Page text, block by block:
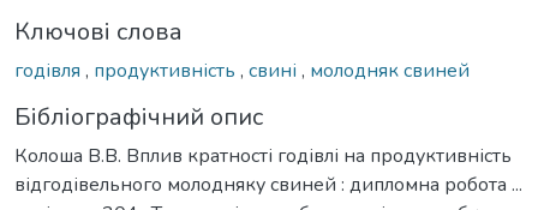
Ключові слова
годівля , продуктивність , свині , молодняк свиней
Бібліографічний опис
Колоша В.В. Вплив кратності годівлі на продуктивність
відгодівельного молодняку свиней : дипломна робота ...